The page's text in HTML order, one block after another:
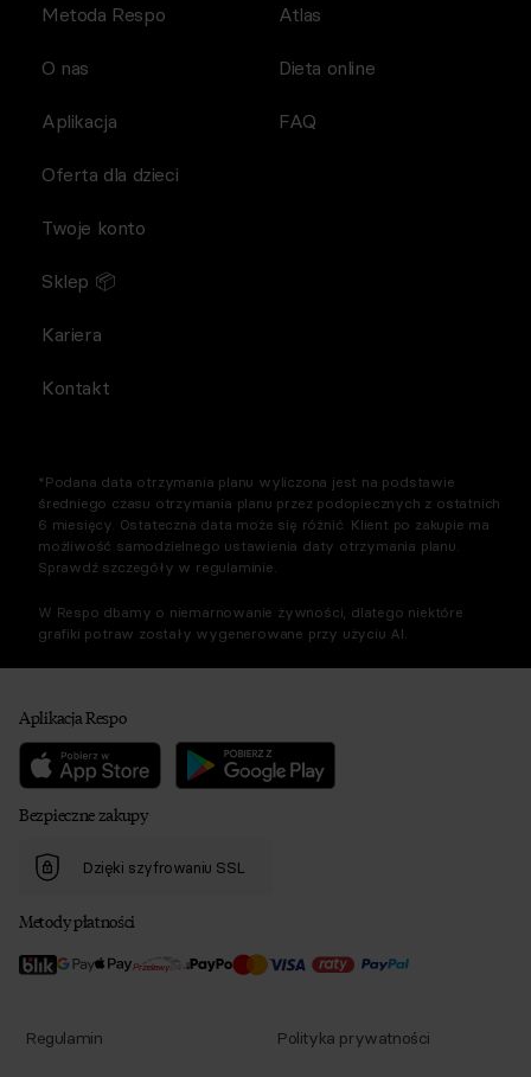
Metoda Respo
O nas
Aplikacja
Atlas
Dieta online
FAQ
Oferta dla dzieci
Twoje konto
Sklep 📦
Kariera
Kontakt
*Podana data otrzymania planu wyliczona jest na podstawie
średniego czasu otrzymania planu przez podopiecznych z ostatnich
6 miesięcy. Ostateczna data może się różnić. Klient po zakupie ma
możliwość samodzielnego ustawienia daty otrzymania planu.
Sprawdź szczegóły w regulaminie.
W Respo dbamy o niemarnowanie żywności, dlatego niektóre
grafiki potraw zostały wygenerowane przy użyciu AI.
Aplikacja Respo
Bezpieczne zakupy
Dzięki szyfrowaniu SSL
Metody płatności
Regulamin Polityka prywatności